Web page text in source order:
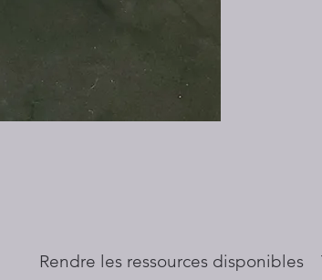
​Rendre les ressources disponibles